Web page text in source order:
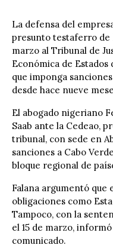
La defensa del
presunto testaferro de
marzo al Tribunal de
Económica de Estados
que imponga
desde hace nueve
El abogado nigeriano
Saab ante la Cedeao,
tribunal, con sede en
sanciones a Cabo
bloque regional de
Falana argumentó que
obligaciones como
Tampoco, con la
el 15 de marzo,
comunicado.